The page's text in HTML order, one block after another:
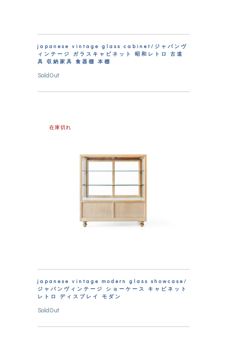
japanese vintage glass cabinet/ジャパンヴ
ィンテージ ガラスキャビネット 昭和レトロ 古道
具 収納家具 食器棚 本棚
SoldOut
在庫切れ
japanese vintage modern glass showcase/
ジャパンヴィンテージ ショーケース キャビネット
レトロ ディスプレイ モダン
SoldOut